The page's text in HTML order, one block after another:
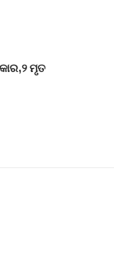
ମୃତ